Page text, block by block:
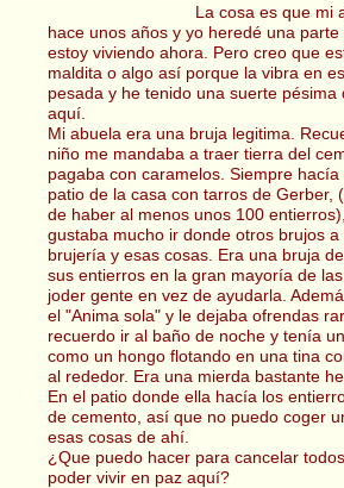
La cosa es que mi
hace unos años y yo heredé una
estoy viviendo ahora. Pero creo que
maldita o algo así porque la vibra en
pesada y he tenido una suerte pésima
aquí.
Mi abuela era una bruja legitima.
niño me mandaba a traer tierra del
pagaba con caramelos. Siempre
patio de la casa con tarros de Gerber,
de haber al menos unos 100
gustaba mucho ir donde otros brujos
brujería y esas cosas. Era una bruja
sus entierros en la gran mayoría de
joder gente en vez de ayudarla.
el "Anima sola" y le dejaba ofrendas
recuerdo ir al baño de noche y tenía
como un hongo flotando en una tina
al rededor. Era una mierda bastante
En el patio donde ella hacía los
de cemento, así que no puedo coger
esas cosas de ahí.
¿Que puedo hacer para cancelar
poder vivir en paz aquí?